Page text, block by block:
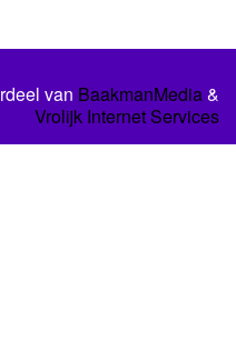
van BaakmanMedia&
Vrolijk Internet Services